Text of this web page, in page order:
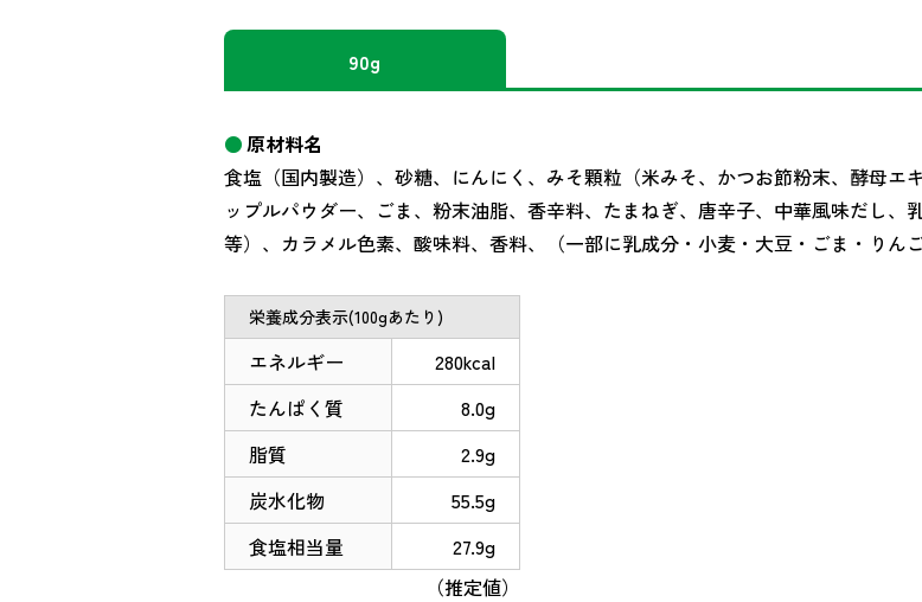
90g
原材料名
食塩（国内製造）、砂糖、にんにく、みそ顆粒（米みそ、かつお節粉末、酵母エ
ップルパウダー、ごま、粉末油脂、香辛料、たまねぎ、唐辛子、中華風味だし、
等）、カラメル色素、酸味料、香料、（一部に乳成分・小麦・大豆・ごま・りん
栄養成分表示(100gあたり)
エネルギー
280kcal
たんぱく質
8.0g
脂質
2.9g
炭水化物
55.5g
食塩相当量
27.9g
（推定値）